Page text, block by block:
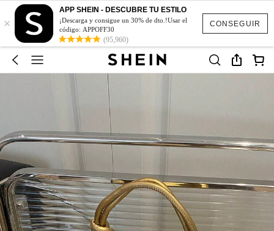
CONSEGUIR
×
APP SHEIN - DESCUBRE TU ESTILO
¡Descarga y consigue un 30% de dto.!Usar el
código: APPOFF30
(95,960)